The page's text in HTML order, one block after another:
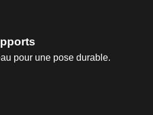
pour une pose durable.